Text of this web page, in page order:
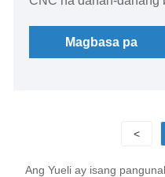
Magbasa pa
<
Ang Yueli ay isang